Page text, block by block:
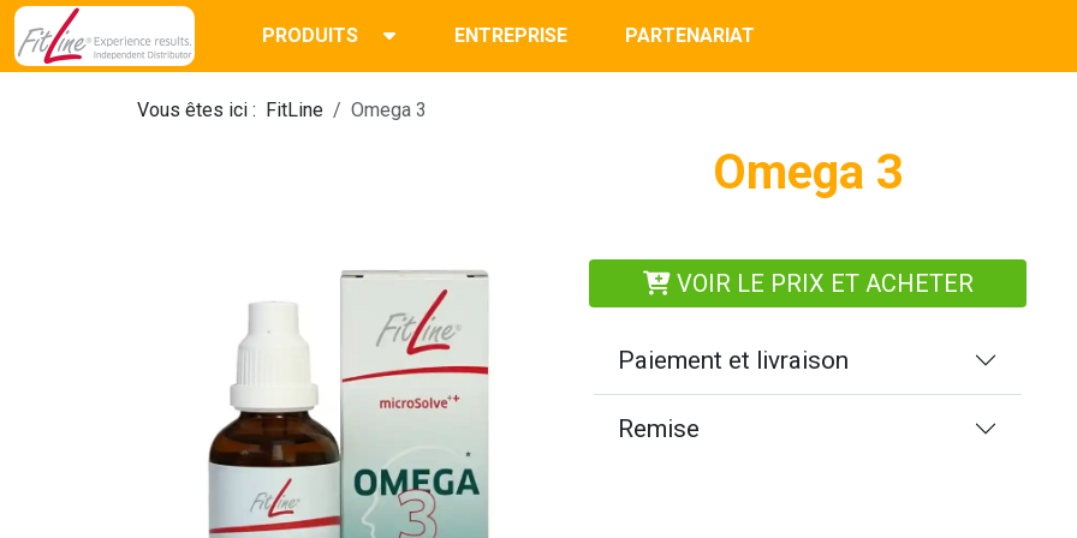
PRODUITS ENTREPRISE PARTENARIAT
Vous êtes ici : FitLine Omega 3
Omega 3
VOIR LE PRIX ET ACHETER
Paiement et livraison
Remise